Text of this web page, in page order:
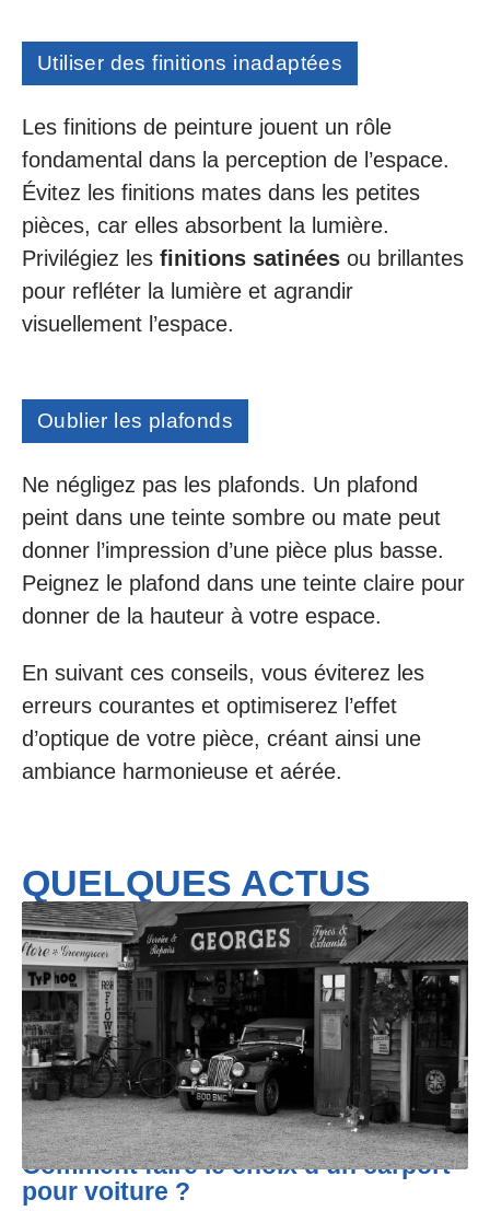
Utiliser des finitions inadaptées
Les finitions de peinture jouent un rôle
fondamental dans la perception de l’espace.
Évitez les finitions mates dans les petites
pièces, car elles absorbent la lumière.
Privilégiez les finitions satinées ou brillantes
pour refléter la lumière et agrandir
visuellement l’espace.
Oublier les plafonds
Ne négligez pas les plafonds. Un plafond
peint dans une teinte sombre ou mate peut
donner l’impression d’une pièce plus basse.
Peignez le plafond dans une teinte claire pour
donner de la hauteur à votre espace.
En suivant ces conseils, vous éviterez les
erreurs courantes et optimiserez l’effet
d’optique de votre pièce, créant ainsi une
ambiance harmonieuse et aérée.
QUELQUES ACTUS
Comment faire le choix d’un carport
pour voiture ?